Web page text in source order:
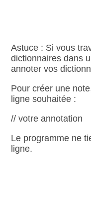
Astuce : Si vous
dictionnaires dans
annoter vos
Pour créer une
ligne souhaitée :
// votre annotation
Le programme ne
ligne.